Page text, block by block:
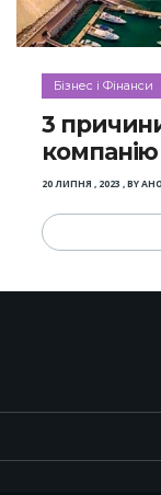
Бізнес і Фінанси
3
20 ЛИПНЯ , 2023 ,BY